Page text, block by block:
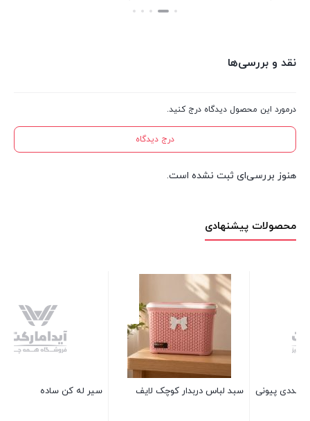
نقد و بررسی‌ها
درمورد این محصول دیدگاه درج کنید.
درج دیدگاه
هنوز بررسی‌ای ثبت نشده است.
محصولات پیشنهادی
سیر له کن ساده تخته گوشت چوبی بامبو 30*20